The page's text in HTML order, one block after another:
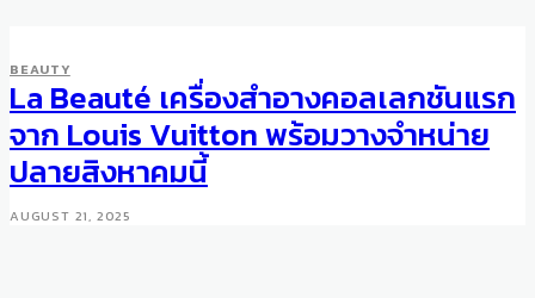
BEAUTY
La Beauté เครื่องสำอางคอลเลกชันแรก
จาก Louis Vuitton พร้อมวางจำหน่าย
ปลายสิงหาคมนี้
AUGUST 21, 2025